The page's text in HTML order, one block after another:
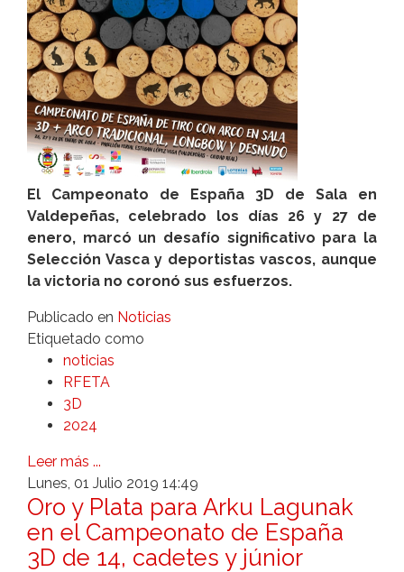
El Campeonato de España 3D de Sala en
Valdepeñas, celebrado los días 26 y 27 de
enero, marcó un desafío significativo para la
Selección Vasca y deportistas vascos, aunque
la victoria no coronó sus esfuerzos.
Publicado en Noticias
Etiquetado como
noticias
RFETA
3D
2024
Leer más ...
Lunes, 01 Julio 2019 14:49
Oro y Plata para Arku Lagunak
en el Campeonato de España
3D de 14, cadetes y júnior